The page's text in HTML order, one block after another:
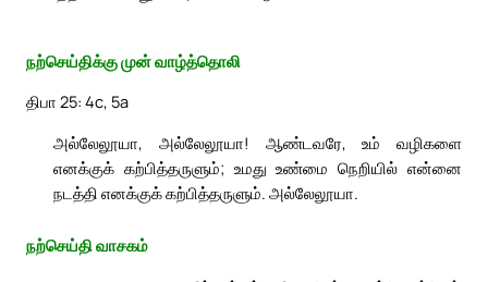
நற்செய்திக்கு முன் வாழ்த்தொலி
திபா 25: 4c, 5a
அல்லேலூயா, அல்லேலூயா! ஆண்டவரே, உம் வழிகளை
எனக்குக் கற்பித்தருளும்; உமது உண்மை நெறியில் என்னை
நடத்தி எனக்குக் கற்பித்தருளும். அல்லேலூயா.
நற்செய்தி வாசகம்